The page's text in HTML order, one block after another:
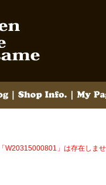
W20315000801」は存在しま